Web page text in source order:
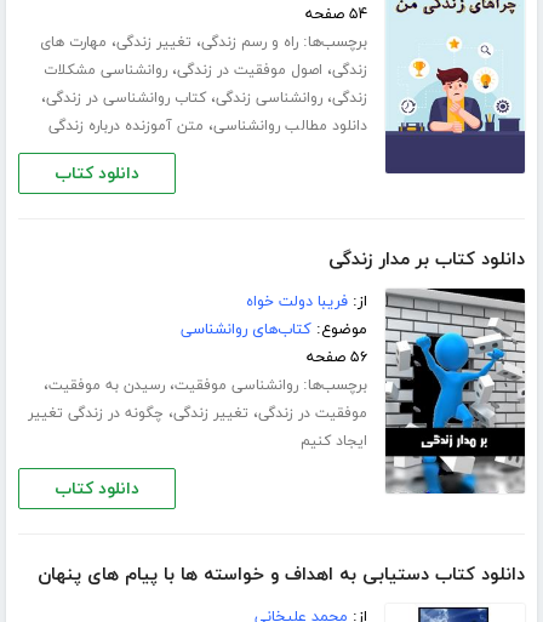
۵۴ صفحه
برچسب‌ها:راه و رسم زندگی، تغییر زندگی، مهارت های
زندگی، اصول موفقیت در زندگی،روانشناسی مشکلات
زندگی،روانشناسی زندگی،کتاب روانشناسی در زندگی،
دانلود مطالب روانشناسی، متن آموزنده درباره زندگی
دانلود کتاب
دانلود کتاب بر مدار زندگی
از:فریبا دولت خواه
موضوع:کتاب‌های روانشناسی
۵۶ صفحه
برچسب‌ها:روانشناسی موفقیت،رسیدن به موفقیت،
موفقیت در زندگی، تغییر زندگی، چگونه در زندگی تغییر
ایجاد کنیم
دانلود کتاب
دانلود کتاب دستیابی به اهداف و خواسته ها با پیام های پنهان
از: محمد علیخانی